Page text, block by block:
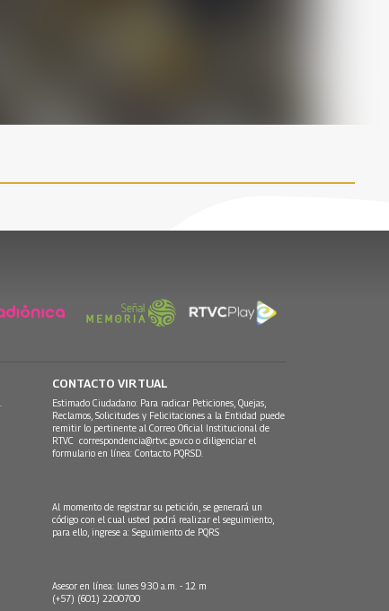
CONTACTO VIRTUAL
Estimado Ciudadano: Para radicar Peticiones, Quejas,
Reclamos, Solicitudes y Felicitaciones a la Entidad puede
remitir lo pertinente al Correo Oficial Institucional de
RTVC correspondencia@rtvc.gov.co o diligenciar el
formulario en línea: Contacto PQRSD.
Al momento de registrar su petición, se generará un
código con el cual usted podrá realizar el seguimiento,
para ello, ingrese a: Seguimiento de PQRS
Asesor en línea: lunes 9:30 a.m. - 12 m
(+57) (601) 2200700